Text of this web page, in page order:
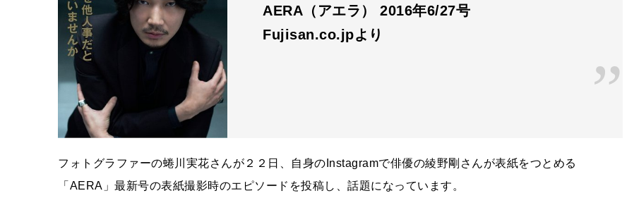
AERA（アエラ） 2016年6/27号
Fujisan.co.jpより
フォトグラファーの蜷川実花さんが２２日、自身の Instagramで俳優の綾野剛さんが表紙をつとめる
「 AERA 」最新号の表紙撮影時のエピソードを投稿し、話題になっています。